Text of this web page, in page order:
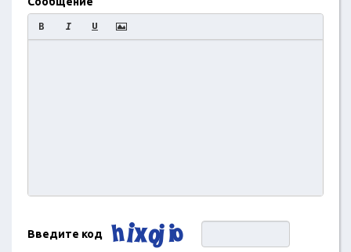
Введите код